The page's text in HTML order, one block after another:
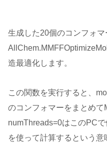
生成した20個のコンフォ
造最適化します。
この関数を実行すると、
のコンフォマーをまとめて
numThreads=0はこのPC
を使って計算するという意